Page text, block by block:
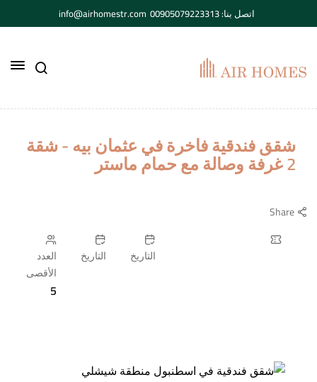
اتصل بنا: 00905079223313 info@airhomestr.com
شقق فندقية فاخرة في عثمان بيه - شقة
2 غرفة وصالة مع حمام ماستر
Share
التاريخ التاريخ
العدد
الأقصى
5